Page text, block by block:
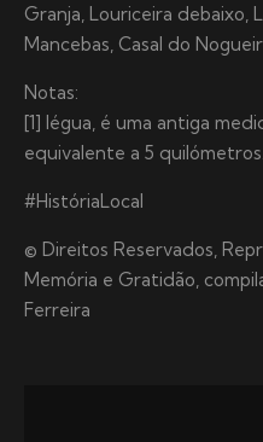
Granja, Louriceira debaixo,
Mancebas, Casal do
Notas:
[1] légua, é uma antiga
equivalente a 5 quilómetros.
#HistóriaLocal
© Direitos Reservados,
Memória e Gratidão,
Ferreira